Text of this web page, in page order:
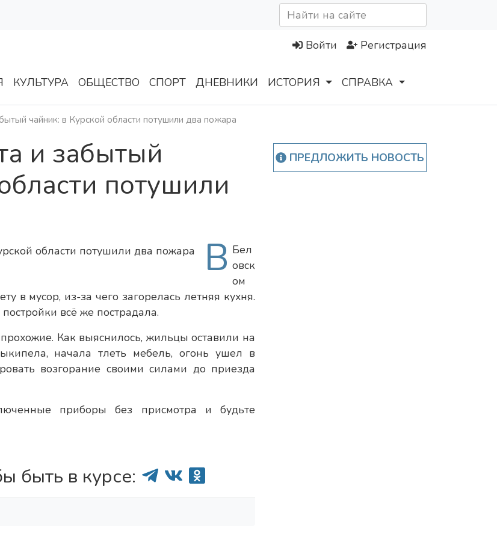
Войти Регистрация
КУЛЬТУРА ОБЩЕСТВО СПОРТ ДНЕВНИКИ ИСТОРИЯ СПРАВКА
чайник: в Курской области потушили два пожара
и забытый
потушили
В Бел
овск
ом
в мусор, из-за чего загорелась летняя кухня.
всё же пострадала.
Как выяснилось, жильцы оставили на
начала тлеть мебель, огонь ушел в
возгорание своими силами до приезда
приборы без присмотра и будьте
быть в курсе:
ПРЕДЛОЖИТЬ НОВОСТЬ